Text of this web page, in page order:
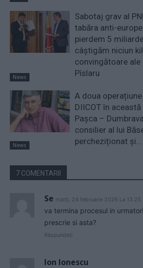
News
Sabotaj grav al
tabăra anti-
pierdem 5
câștigăm niciun
convingătoare
Pîslaru
News
A doua
DIICOT în
Pașca –
consilier al lui
percheziționat și...
7 COMENTARII
Se marți, 24 februarie 2026 La 13.25
va termina procesul in
prescrie si asta?
Răspundeți
Ion Ionescu